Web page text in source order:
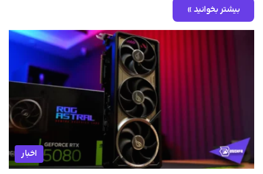
بیشتر بخوانید »
اخبار